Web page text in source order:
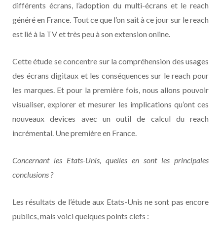
différents écrans, l’adoption du multi-écrans et le reach
généré en France. Tout ce que l’on sait à ce jour sur le reach
est lié à la TV et très peu à son extension online.
Cette étude se concentre sur la compréhension des usages
des écrans digitaux et les conséquences sur le reach pour
les marques. Et pour la première fois, nous allons pouvoir
visualiser, explorer et mesurer les implications qu’ont ces
nouveaux devices avec un outil de calcul du reach
incrémental. Une première en France.
Concernant les Etats-Unis, quelles en sont les principales
conclusions ?
Les résultats de l’étude aux Etats-Unis ne sont pas encore
publics, mais voici quelques points clefs :